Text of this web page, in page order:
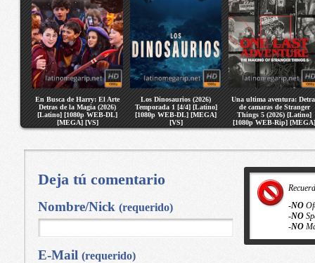
En Busca de Harry: El Arte
Detras de la Magia (2026)
[Latino] [1080p WEB-DL]
[MEGA] [VS]
Los Dinosaurios (2026)
Temporada 1 [4/4] [Latino]
[1080p WEB-DL] [MEGA]
[VS]
Una ultima aventura:
de camaras de Stranger
Things 5 (2026) [Latino]
[1080p WEB-Rip] [MEGA]
[VS]
-NO
-NO
-NO
Deja tú comentario
Nombre/Nick (requerido)
E-Mail (requerido)